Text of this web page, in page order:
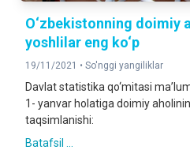
O‘zbekistonning doimiy
yoshlilar eng ko‘p
19/11/2021 • So'nggi yangiliklar
Davlat statistika qo‘mitasi
1- yanvar holatiga doimiy
taqsimlanishi:
Batafsil ...